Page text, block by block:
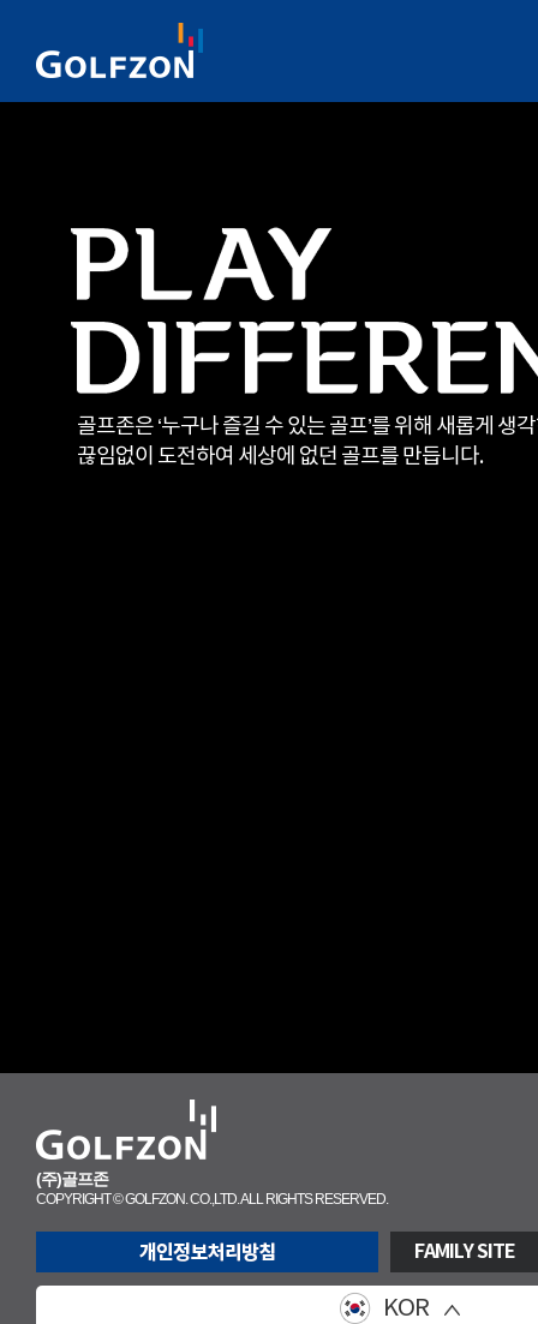
골프존은 ‘누구나 즐길 수 있는 골프’를 위해 새롭게 생
끊임없이 도전하여 세상에 없던 골프를 만듭니다.
(주)골프존
COPYRIGHT © GOLFZON. CO.,LTD. ALL RIGHTS RESERVED.
FAMILY SITE
KOR